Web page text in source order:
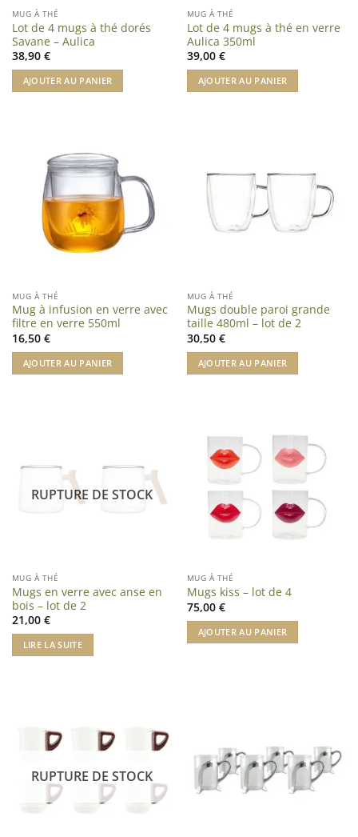
MUG À THÉ
Lot de 4 mugs à thé dorés
Savane – Aulica
38,90 €
AJOUTER AU PANIER
MUG À THÉ
Lot de 4 mugs à thé en verre
Aulica 350ml
39,00 €
AJOUTER AU PANIER
MUG À THÉ
Mug à infusion en verre avec
filtre en verre 550ml
16,50 €
AJOUTER AU PANIER
MUG À THÉ
Mugs double paroi grande
taille 480ml – lot de 2
30,50 €
AJOUTER AU PANIER
RUPTURE DE STOCK
MUG À THÉ
Mugs en verre avec anse en
bois – lot de 2
21,00 €
LIRE LA SUITE
MUG À THÉ
Mugs kiss – lot de 4
75,00 €
AJOUTER AU PANIER
RUPTURE DE STOCK